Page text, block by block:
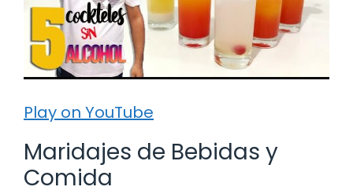
Play on YouTube
Maridajes de Bebidas y
Comida